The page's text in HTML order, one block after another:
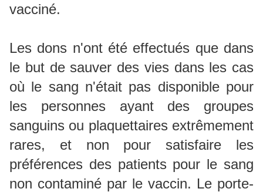
vacciné.
Les dons n'ont été effectués que dans
le but de sauver des vies dans les cas
où le sang n'était pas disponible pour
les personnes ayant des groupes
sanguins ou plaquettaires extrêmement
rares, et non pour satisfaire les
préférences des patients pour le sang
non contaminé par le vaccin. Le porte-